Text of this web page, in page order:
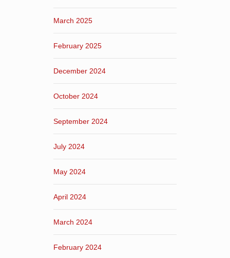
March 2025
February 2025
December 2024
October 2024
September 2024
July 2024
May 2024
April 2024
March 2024
February 2024